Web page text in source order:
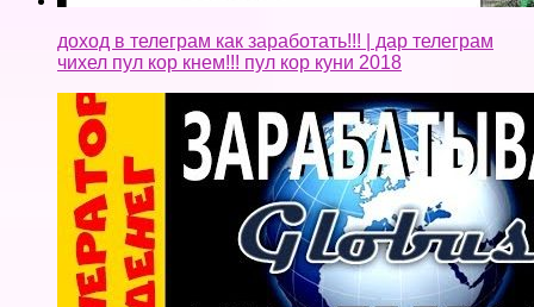
Заработок на телефоне и ПК с компанией Globus.
#генераторденег